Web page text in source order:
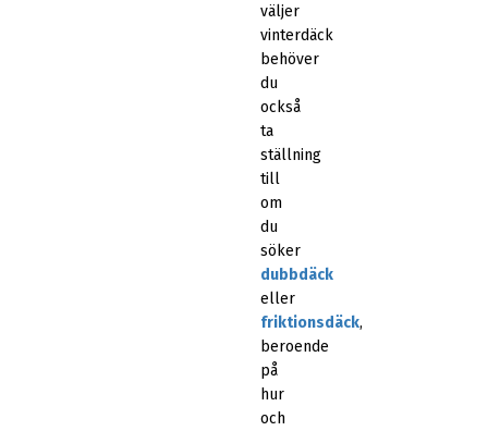
väljer
vinterdäck
behöver
du
också
ta
ställning
till
om
du
söker
dubbdäck
eller
friktionsdäck,
beroende
på
hur
och